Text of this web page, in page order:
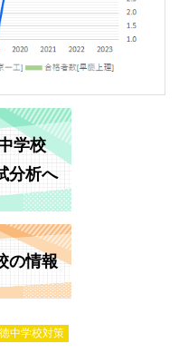
学校
分析へ
の情報
中学校対策